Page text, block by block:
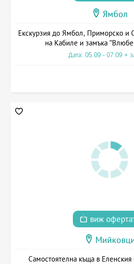
Ямбол
Екскурзия до Ямбол, Приморско и
на Кабиле и замъка
Дата: 05.09 - 07.09 +
виж
Самостоятелна къща в Еленския